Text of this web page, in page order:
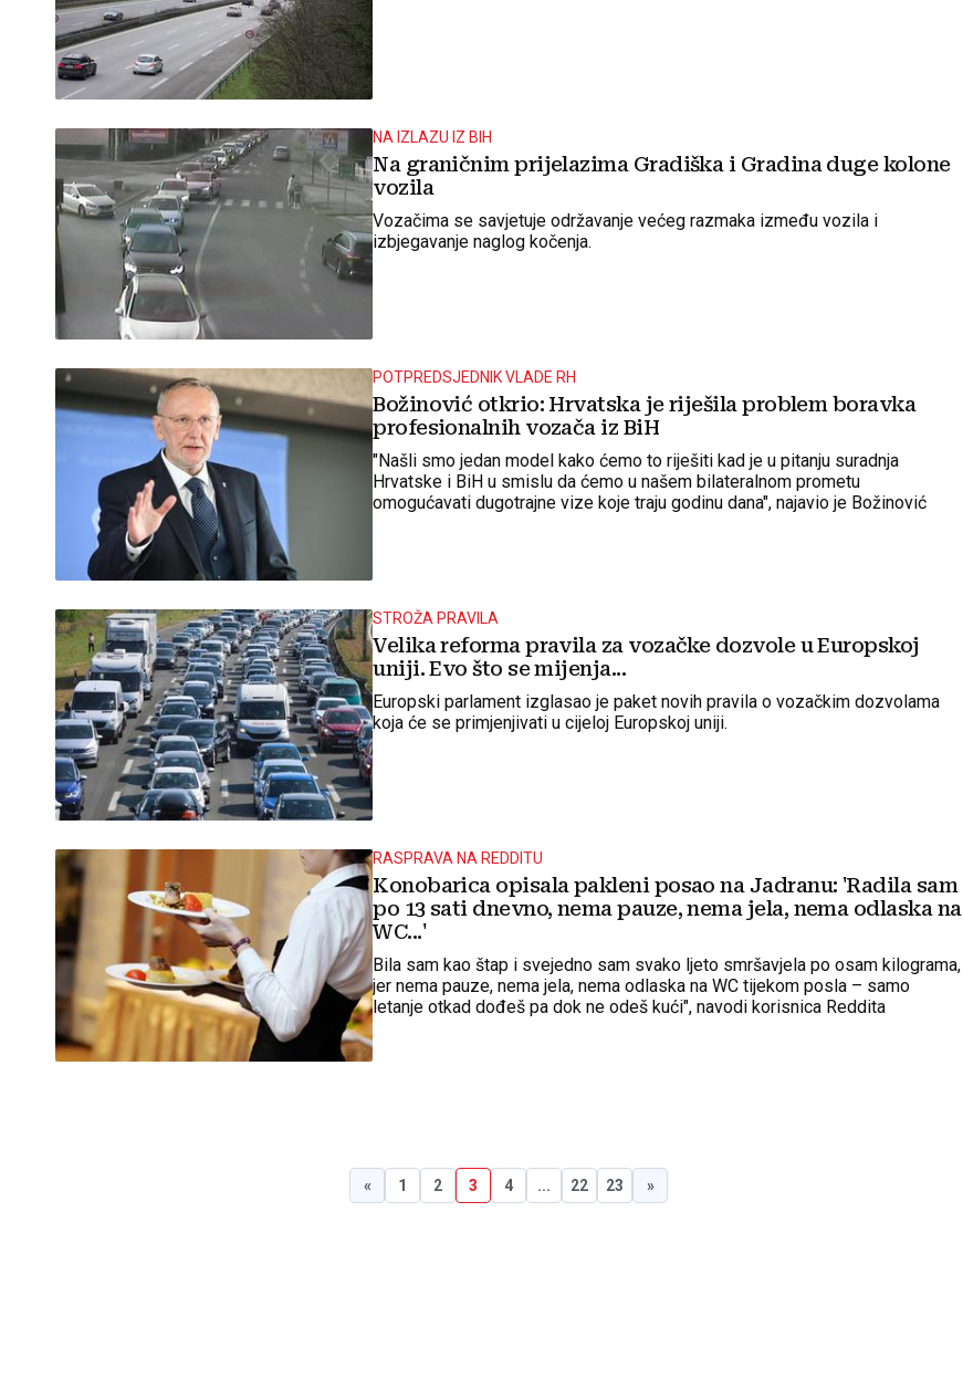
NA IZLAZU IZ BIH
Na graničnim prijelazima Gradiška i Gradina duge kolone
vozila
Vozačima se savjetuje održavanje većeg razmaka između vozila i
izbjegavanje naglog kočenja.
POTPREDSJEDNIK VLADE RH
Božinović otkrio: Hrvatska je riješila problem boravka
profesionalnih vozača iz BiH
"Našli smo jedan model kako ćemo to riješiti kad je u pitanju suradnja
Hrvatske i BiH u smislu da ćemo u našem bilateralnom prometu
omogućavati dugotrajne vize koje traju godinu dana", najavio je Božinović
STROŽA PRAVILA
Velika reforma pravila za vozačke dozvole u Europskoj
uniji. Evo što se mijenja...
Europski parlament izglasao je paket novih pravila o vozačkim dozvolama
koja će se primjenjivati u cijeloj Europskoj uniji.
RASPRAVA NA REDDITU
Konobarica opisala pakleni posao na Jadranu: 'Radila sam
po 13 sati dnevno, nema pauze, nema jela, nema odlaska na
WC...'
Bila sam kao štap i svejedno sam svako ljeto smršavjela po osam kilograma,
jer nema pauze, nema jela, nema odlaska na WC tijekom posla – samo
letanje otkad dođeš pa dok ne odeš kući", navodi korisnica Reddita
« 1 2 3 4 ... 22 23 »